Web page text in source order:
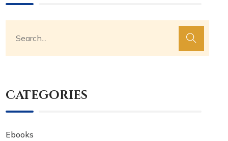
Categories
Ebooks